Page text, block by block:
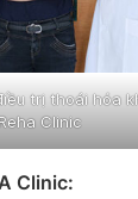
trị thoái hóa
Clinic
Clinic: